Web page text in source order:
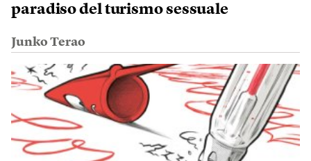
paradiso del turismo sessuale
Junko Terao